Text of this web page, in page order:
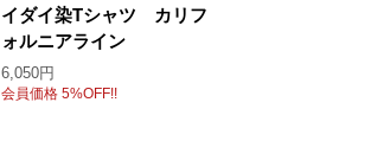
イダイ染Tシャツ カリフ
ォルニアライン
6,050円
会員価格 5%OFF!!